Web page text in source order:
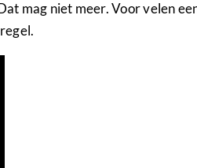
mag niet meer. Voor velen